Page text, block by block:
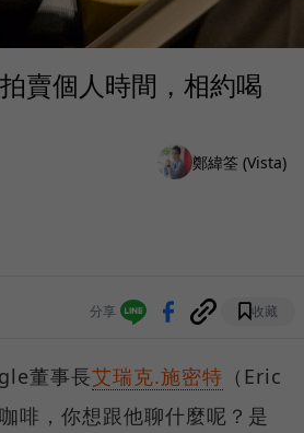
賣個人時間，相約喝
鄭緯筌 (Vista)
分享 收藏
董事長艾瑞克.施密特 （Eric
啡，你想跟他聊什麼呢？是